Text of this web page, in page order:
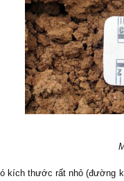
kích thước rất nhỏ (đường